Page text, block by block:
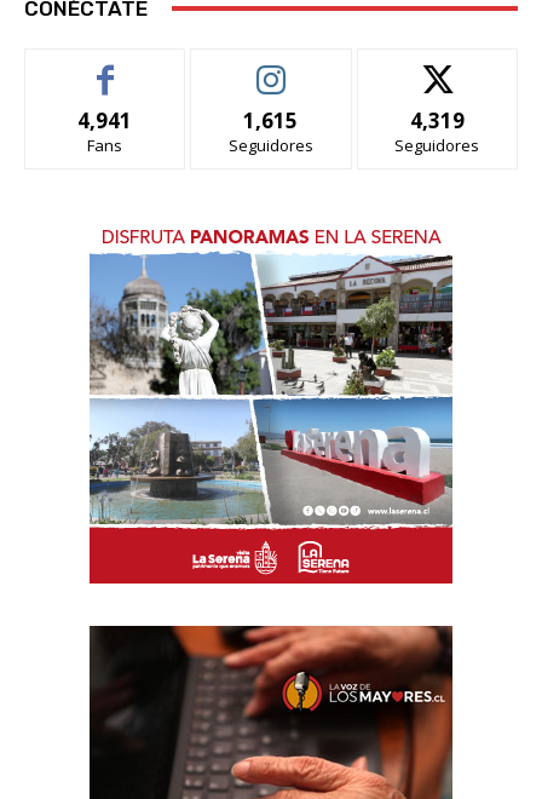
CONÉCTATE
4,941
Fans
1,615
Seguidores
4,319
Seguidores